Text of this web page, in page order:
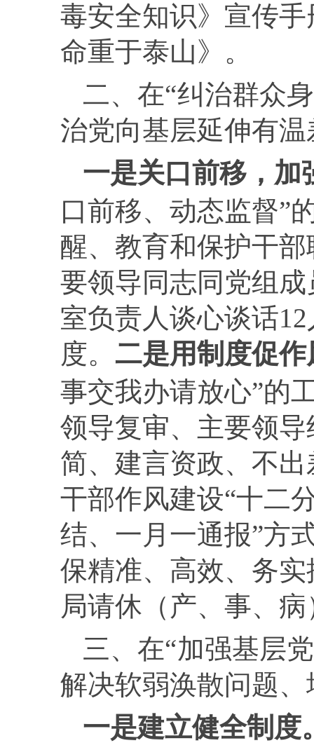
毒安全知识》宣传
命重于泰山》。
二、在“纠治群众
治党向基层延伸有温
一是关口前移，加
口前移、动态监督”
醒、教育和保护干
要领导同志同党组
室负责人谈心谈话12
度。 二是用制度促作
事交我办请放心”的
领导复审、主要领
简、建言资政、不出
干部作风建设“十二
结、一月一通报”方
保精准、高效、务
局请休（产、事、
三、在“加强基层
解决软弱涣散问题
一是建立健全制度